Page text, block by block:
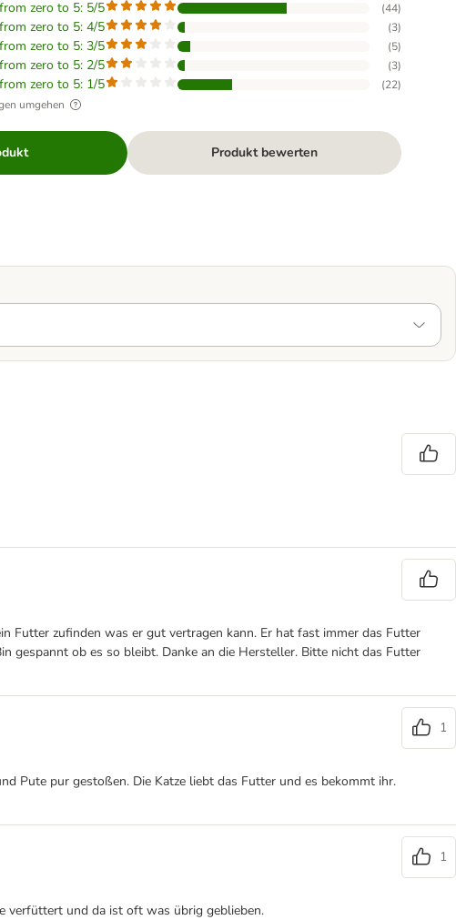
zero to 5: 5/5 (44)
zero to 5: 4/5 (3)
zero to 5: 3/5 (5)
zero to 5: 2/5 (3)
zero to 5: 1/5 (22)
umgehen
Produkt bewerten
Futter zufinden was er gut vertragen kann. Er hat fast immer das Futter
gespannt ob es so bleibt. Danke an die Hersteller. Bitte nicht das Futter
1
Pute pur gestoßen. Die Katze liebt das Futter und es bekommt ihr.
1
verfüttert und da ist oft was übrig geblieben.